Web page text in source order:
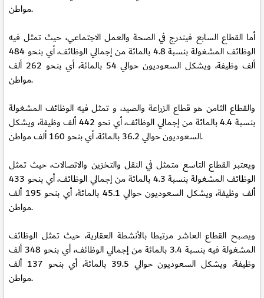
مواطن.
أما القطاع السابع فيندرج في الصحة والعمل الاجتماعي، حيث تمثل فيه
الوظائف المشغولة بنسبة 4.8 بالمائة من إجمالي الوظائف، أي بنحو 484
ألف وظيفة، ويشكل السعوديون حوالي 54 بالمائة، أي بنحو 262 ألف
مواطن.
والقطاع الثامن هو قطاع الزراعة والصيد، و تمثل فيه الوظائف المشغولة
بنسبة 4.4 بالمائة من إجمالي الوظائف، أي نحو 442 ألف وظيفة، ويشكل
السعوديون حوالي 36.2 بالمائة، أي بنحو 160 ألف مواطن.
ويعتبر القطاع التاسع متمثل في النقل والتخزين والاتصالات، حيث تمثل
الوظائف المشغولة بنسبة 4.3 بالمائة من إجمالي الوظائف، أي بنحو 433
ألف وظيفة، ويشكل السعوديون حوالي 45.1 بالمائة، أي بنحو 195 ألف
مواطن.
ويصبح القطاع العاشر مرتبطا بالأنشطة العقارية، حيث تمثل الوظائف
المشغولة فيه بنسبة 3.4 بالمائة من إجمالي الوظائف، أي بنحو 348 ألف
وظيفة، ويشكل السعوديون حوالي 39.5 بالمائة، أي بنحو 137 ألف
مواطن.